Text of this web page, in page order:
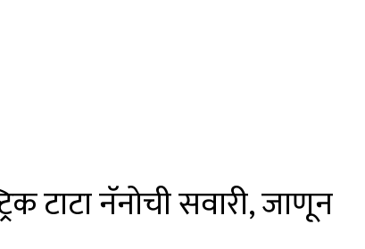
टाटा नॅनोची सवारी, जाणून